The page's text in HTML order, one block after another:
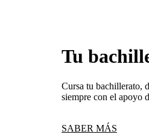
Tu
Cursa tu bachillerato,
siempre con el apoyo
SABER MÁS